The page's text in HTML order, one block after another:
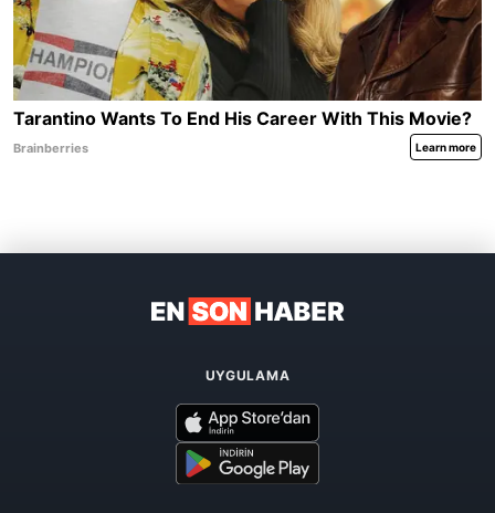
UYGULAMA